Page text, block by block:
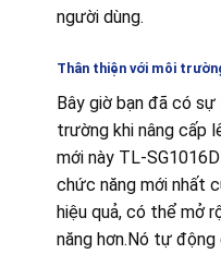
người dùng.
Thân thiện với môi
Bây giờ bạn đã có
trường khi nâng cấp
mới này TL-
chức năng mới nhất
hiệu quả, có thể mở
năng hơn.Nó tự